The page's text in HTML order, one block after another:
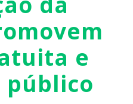
e
público